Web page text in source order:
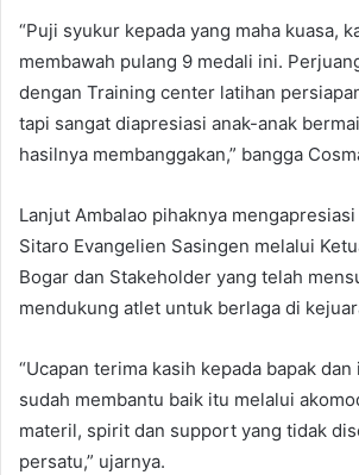
“Puji syukur kepada yang maha kuasa,
membawah pulang 9 medali ini.
dengan Training center latihan
tapi sangat diapresiasi anak-anak
hasilnya membanggakan,” bangga
Lanjut Ambalao pihaknya
Sitaro Evangelien Sasingen melalui
Bogar dan Stakeholder yang telah
mendukung atlet untuk berlaga di
“Ucapan terima kasih kepada bapak
sudah membantu baik itu melalui
materil, spirit dan support yang tidak
persatu,” ujarnya.